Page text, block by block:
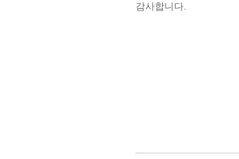
감사합니다.